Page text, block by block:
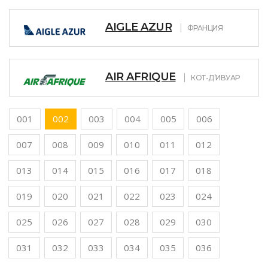
AIGLE AZUR ФРАНЦИЯ
AIR AFRIQUE КОТ-Д’ИВУАР
001 002 003 004 005 006
007 008 009 010 011 012
013 014 015 016 017 018
019 020 021 022 023 024
025 026 027 028 029 030
031 032 033 034 035 036